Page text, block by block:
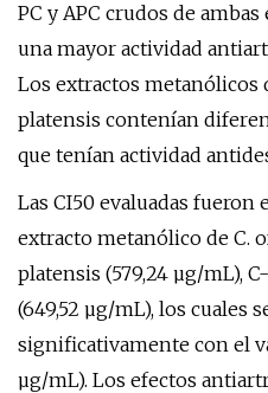
PC y APC crudos de
una mayor actividad
Los extractos metanólicos
platensis contenían
que tenían actividad
Las CI50 evaluadas
extracto metanólico de C.
platensis (579,24 µg/mL),
(649,52 µg/mL), los cuales
significativamente con el
µg/mL). Los efectos